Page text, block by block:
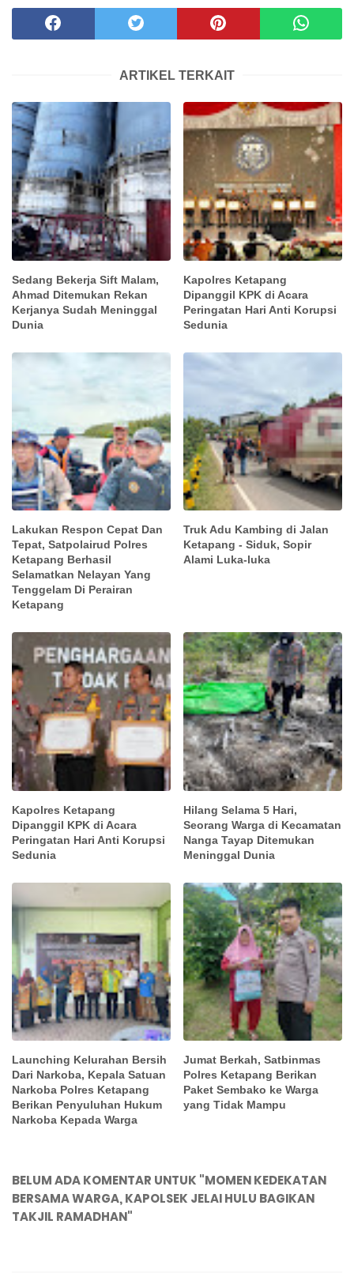
ARTIKEL TERKAIT
Sedang Bekerja Sift Malam,
Ahmad Ditemukan Rekan
Kerjanya Sudah Meninggal
Dunia
Kapolres Ketapang
Dipanggil KPK di Acara
Peringatan Hari Anti Korupsi
Sedunia
Lakukan Respon Cepat Dan
Tepat, Satpolairud Polres
Ketapang Berhasil
Selamatkan Nelayan Yang
Tenggelam Di Perairan
Ketapang
Truk Adu Kambing di Jalan
Ketapang - Siduk, Sopir
Alami Luka-luka
Kapolres Ketapang
Dipanggil KPK di Acara
Peringatan Hari Anti Korupsi
Sedunia
Hilang Selama 5 Hari,
Seorang Warga di Kecamatan
Nanga Tayap Ditemukan
Meninggal Dunia
Launching Kelurahan Bersih
Dari Narkoba, Kepala Satuan
Narkoba Polres Ketapang
Berikan Penyuluhan Hukum
Narkoba Kepada Warga
Jumat Berkah, Satbinmas
Polres Ketapang Berikan
Paket Sembako ke Warga
yang Tidak Mampu
BELUM ADA KOMENTAR UNTUK "MOMEN KEDEKATAN
BERSAMA WARGA, KAPOLSEK JELAI HULU BAGIKAN
TAKJIL RAMADHAN"